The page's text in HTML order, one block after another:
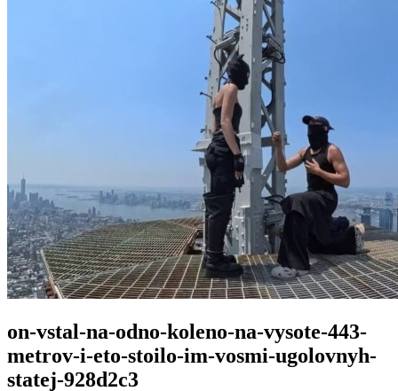
on-vstal-na-odno-koleno-na-vysote-443-
metrov-i-eto-stoilo-im-vosmi-ugolovnyh-
statej-928d2c3